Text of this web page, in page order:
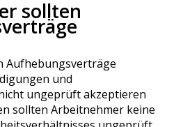
sollten
Aufhebungsverträge
und
ungeprüft akzeptieren
sollten Arbeitnehmer keine